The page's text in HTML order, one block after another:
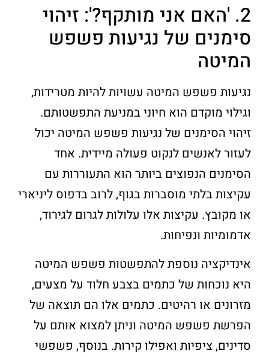
2. 'האם אני מותקף?': זיהוי
סימנים של נגיעות פשפש
המיטה
נגיעות פשפש המיטה עשויות להיות מטרידות,
וגילוי מוקדם הוא חיוני במניעת התפשטותם.
זיהוי הסימנים של נגיעות פשפש המיטה יכול
לעזור לאנשים לנקוט פעולה מיידית. אחד
הסימנים הנפוצים ביותר הוא התעוררות עם
עקיצות בלתי מוסברות בגוף, לרוב בדפוס ליניארי
או מקובץ. עקיצות אלו עלולות לגרום לגירוד,
אדמומיות ונפיחות.
אינדיקציה נוספת להתפשטות פשפש המיטה
היא נוכחות של כתמים בצבע חלוד על מצעים,
מזרונים או רהיטים. כתמים אלו הם תוצאה של
הפרשת פשפש המיטה וניתן למצוא אותם על
סדינים, ציפיות ואפילו קירות. בנוסף, פשפשי